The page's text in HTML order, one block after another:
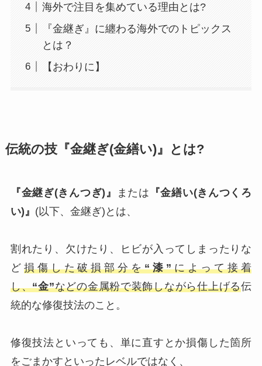
海外で注目を集めている理由とは?
『金継ぎ』に纏わる海外でのトピックス
とは？
【おわりに】
伝統の技『金継ぎ(金繕い)』とは?
『金継ぎ(きんつぎ)』 または 『金繕い(きんつくろ
い)』 (以下、金継ぎ)とは、
割れたり、欠けたり、ヒビが入ってしまったりな
ど 損傷した破損部分を“漆”によって接着
し、“金”などの金属粉で装飾しながら仕上げる伝
統的な修復技法のこと。
修復技法といっても、単に直すとか損傷した箇所
をごまかすといったレベルではなく、